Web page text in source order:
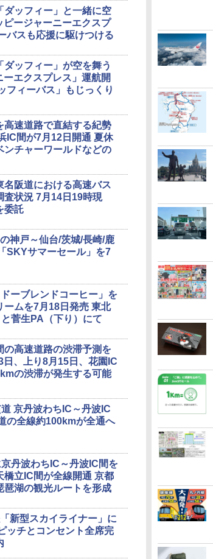
ダッフィー」と一緒に空
ージャーニーエクスプ
バスも応援に駆けつける
ッフィー」が空を舞う
ーエクスプレス」運航開
フィーバス」もじっくり
高速道路で直結する紀勢
IC間が7月12日開通 夏休
ンチャーワールドなどの
阪道における高速バス
査状況 7月14日19時現
委託
神戸～仙台/茨城/長崎/鹿
SKYサマーセール」を7
ーブレンドコーヒー」を
ームを7月18日発売 東北
菅生PA（下り）にて
高速道路の渋滞予測を
、上り8月15日、花園IC
の渋滞が発生する可能
京丹波わちIC～丹波IC
の全線約100kmが全通へ
丹波わちIC～丹波IC間を
橋立IC間が全線開通 京都
琶湖の観光ルートを形成
新型スカイライナー」に
ッチとコンセント全席完